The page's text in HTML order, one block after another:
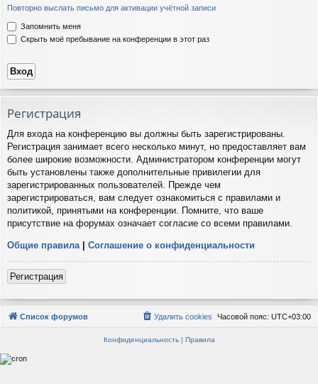
Повторно выслать письмо для активации учётной записи
Запомнить меня
Скрыть моё пребывание на конференции в этот раз
Регистрация
Для входа на конференцию вы должны быть зарегистрированы.
Регистрация занимает всего несколько минут, но предоставляет вам
более широкие возможности. Администратором конференции могут
быть установлены также дополнительные привилегии для
зарегистрированных пользователей. Прежде чем
зарегистрироваться, вам следует ознакомиться с правилами и
политикой, принятыми на конференции. Помните, что ваше
присутствие на форумах означает согласие со всеми правилами.
Общие правила | Соглашение о конфиденциальности
Регистрация
Список форумов Часовой пояс: UTC+03:00
Удалить cookies
Конфиденциальность| Правила